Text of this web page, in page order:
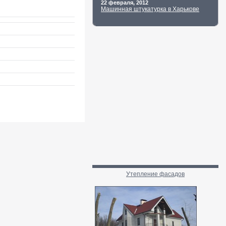
22 февраля, 2012
Машинная штукатурка в Харькове
Утепление фасадов